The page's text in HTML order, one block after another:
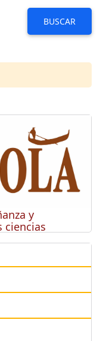
BUSCAR
y
ciencias